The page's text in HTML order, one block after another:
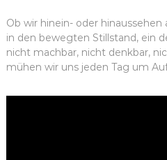
Ob wir hinein- oder
in den bewegten Stillstand, ein
nicht machbar, nicht denkbar,
mühen wir uns jeden Tag um